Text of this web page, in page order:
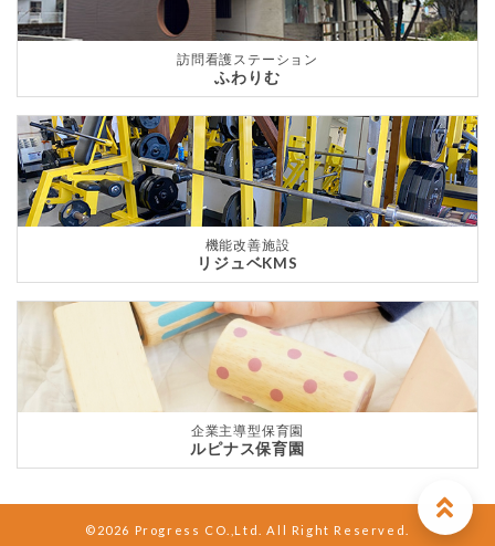
訪問看護ステーション
ふわりむ
機能改善施設
リジュベKMS
企業主導型保育園
ルピナス保育園
©2026 Progress CO.,Ltd. All Right Reserved.